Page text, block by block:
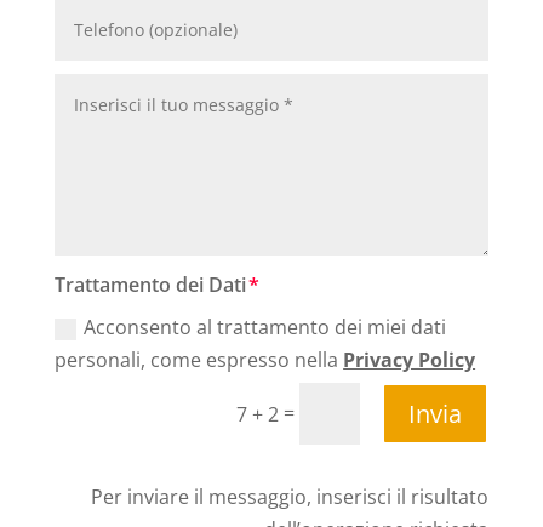
Trattamento dei Dati
Acconsento al trattamento dei miei dati
personali, come espresso nella Privacy Policy
7 + 2 = Invia
Per inviare il messaggio, inserisci il risultato